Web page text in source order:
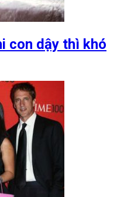
con dậy thì khó